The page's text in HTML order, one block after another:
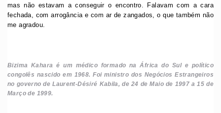
mas não estavam a conseguir o encontro. Falavam com a cara
fechada, com arrogância e com ar de zangados, o que também não
me agradou.
Bizima Kahara é um médico formado na África do Sul e político
congolês nascido em 1968. Foi ministro dos Negócios Estrangeiros
no governo de Laurent-Désiré Kabila, de 24 de Maio de 1997 a 15 de
Março de 1999.